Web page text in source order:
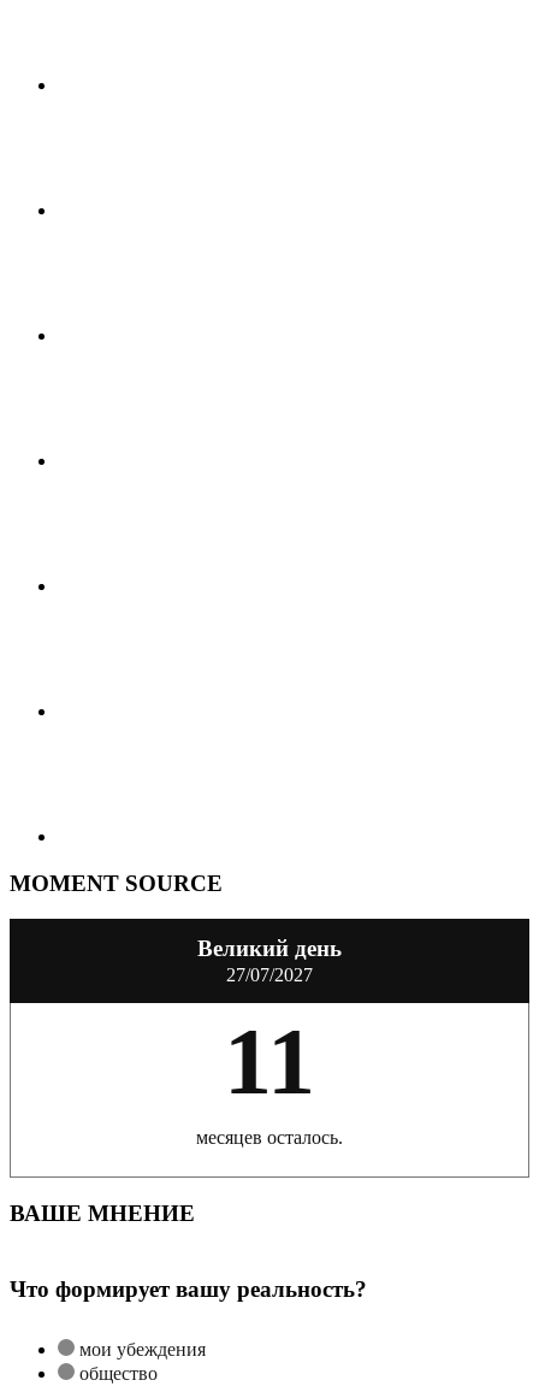
MOMENT SOURCE
Великий день
27/07/2027
11
месяцев осталось.
ВАШЕ МНЕНИЕ
Что формирует вашу реальность?
мои убеждения
общество